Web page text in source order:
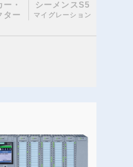
・
ター
シーメンスS5
マイグレーション